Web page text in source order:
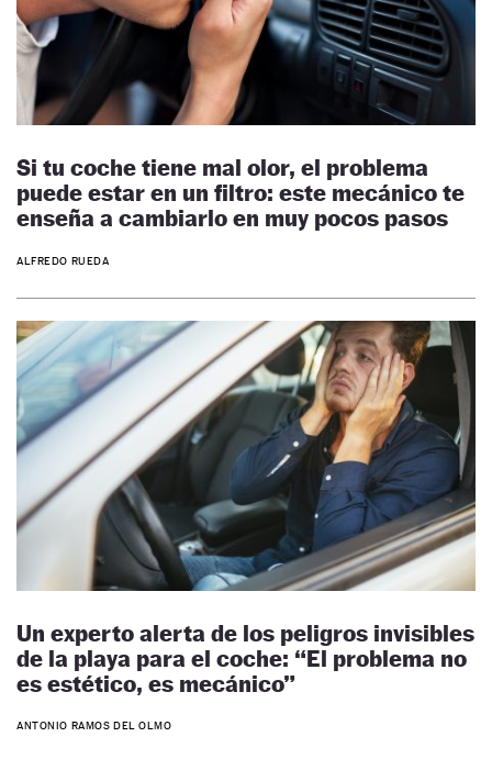
Si tu coche tiene mal olor, el problema
puede estar en un filtro: este mecánico te
enseña a cambiarlo en muy pocos pasos
ALFREDO RUEDA
Un experto alerta de los peligros invisibles
de la playa para el coche: “El problema no
es estético, es mecánico”
ANTONIO RAMOS DEL OLMO